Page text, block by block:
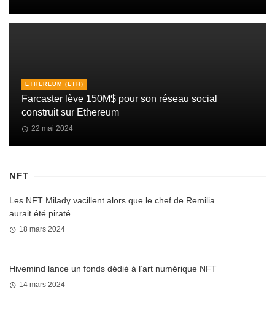
ETHEREUM (ETH)
Farcaster lève 150M$ pour son réseau social
construit sur Ethereum
22 mai 2024
NFT
Les NFT Milady vacillent alors que le chef de Remilia
aurait été piraté
18 mars 2024
Hivemind lance un fonds dédié à l’art numérique NFT
14 mars 2024